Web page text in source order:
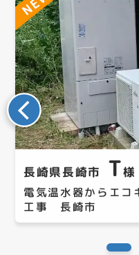
長崎県長崎市 T様
電気温水器からエ
工事 長崎市